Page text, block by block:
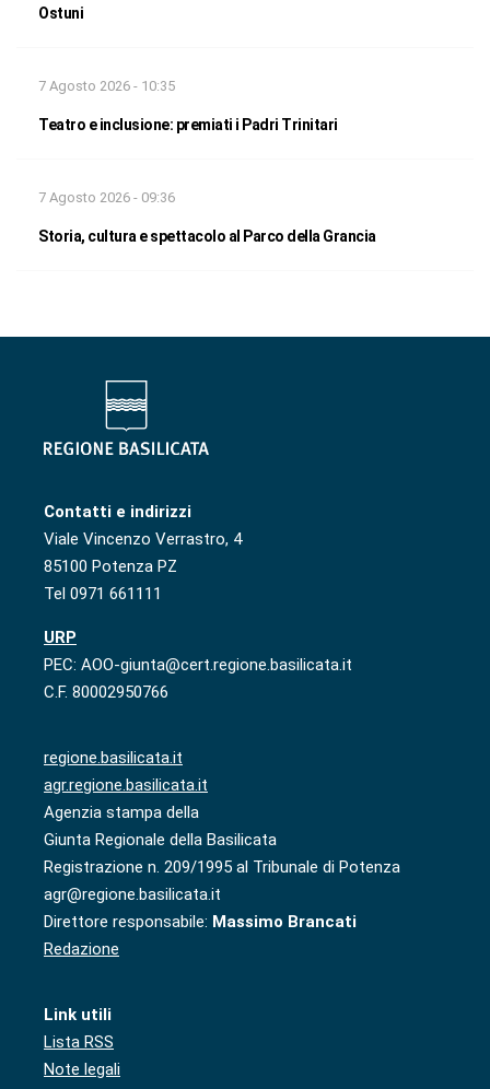
Ostuni
7 Agosto 2026 - 10:35
Teatro e inclusione: premiati i Padri Trinitari
7 Agosto 2026 - 09:36
Storia, cultura e spettacolo al Parco della Grancia
Contatti e indirizzi
Viale Vincenzo Verrastro, 4
85100 Potenza PZ
Tel 0971 661111
URP
PEC: AOO-giunta@cert.regione.basilicata.it
C.F. 80002950766
regione.basilicata.it
agr.regione.basilicata.it
Agenzia stampa della
Giunta Regionale della Basilicata
Registrazione n. 209/1995 al Tribunale di Potenza
agr@regione.basilicata.it
Direttore responsabile: Massimo Brancati
Redazione
Link utili
Lista RSS
Note legali